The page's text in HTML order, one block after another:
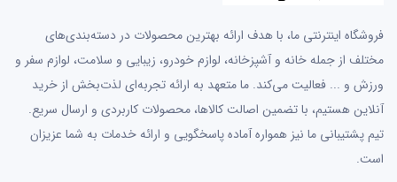
فروشگاه اینترنتی ما، با هدف ارائه بهترین محصولات در دسته‌بندی‌های
مختلف از جمله خانه و آشپزخانه، لوازم خودرو، زیبایی و سلامت، لوازم سفر و
ورزش و ... فعالیت می‌کند. ما متعهد به ارائه تجربه‌ای لذت‌بخش از خرید
آنلاین هستیم، با تضمین اصالت کالاها، محصولات کاربردی و ارسال سریع.
تیم پشتیبانی ما نیز همواره آماده پاسخگویی و ارائه خدمات به شما عزیزان
است.